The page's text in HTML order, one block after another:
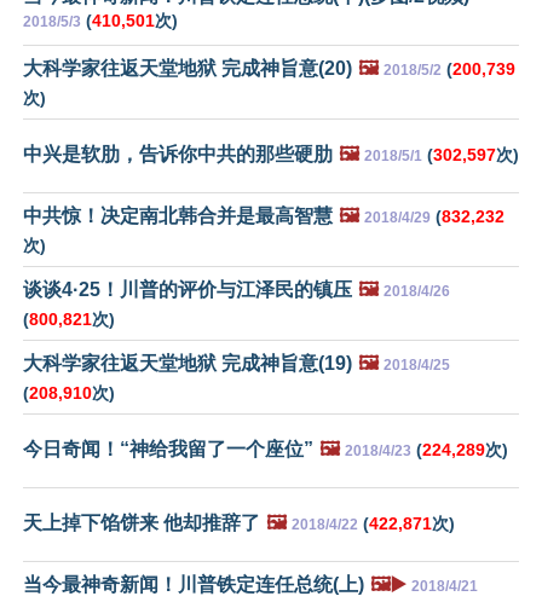
2018/5/3 (410,501次)
大科学家往返天堂地狱 完成神旨意(20) 🖼️ 2018/5/2 (200,739
次)
中兴是软肋，告诉你中共的那些硬肋 🖼️ 2018/5/1 (302,597次)
中共惊！决定南北韩合并是最高智慧 🖼️ 2018/4/29 (832,232
次)
谈谈4·25！川普的评价与江泽民的镇压 🖼️ 2018/4/26
(800,821次)
大科学家往返天堂地狱 完成神旨意(19) 🖼️ 2018/4/25
(208,910次)
今日奇闻！“神给我留了一个座位” 🖼️ 2018/4/23 (224,289次)
天上掉下馅饼来 他却推辞了 🖼️ 2018/4/22 (422,871次)
当今最神奇新闻！川普铁定连任总统(上) 🖼️▶️ 2018/4/21